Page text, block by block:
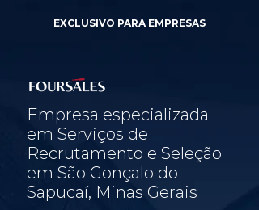
EXCLUSIVO PARA EMPRESAS
Empresa especializada
em Serviços de
Recrutamento e Seleção
em São Gonçalo do
Sapucaí, Minas Gerais